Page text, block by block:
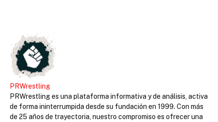
PRWrestling
PRWrestling es una plataforma informativa y de análisis, activa
de forma ininterrumpida desde su fundación en 1999. Con más
de 25 años de trayectoria, nuestro compromiso es ofrecer una